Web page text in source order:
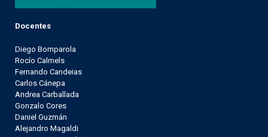
Docentes
Diego Bomparola
Rocío Calmels
Fernando Candeias
Carlos Cánepa
Andrea Carballada
Gonzalo Cores
Daniel Guzmán
Alejandro Magaldi